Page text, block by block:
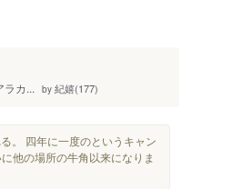
ラカ... by 紀嬉(177)
。 四年に一度のというキャン
に他の場所の牛角以来になりま